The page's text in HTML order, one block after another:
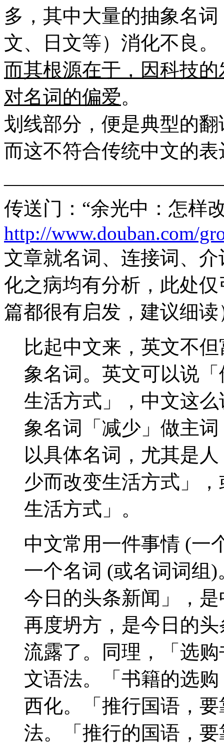
多，其中大量的抽象名
文、日文等）消化不良。
而其根源在于，因科技
对名词的偏爱。
划线部分，便是典型的
而这不符合传统中文的
传送门：“余光中：怎样
http://www.douban.com/
文章就名词、连接词、
化之病均有分析，此处
篇都很有启发，建议细读
比起中文来，英文不
象名词。英文可以说
生活方式」，中文这
象名词「减少」做主
以具体名词，尤其是
少而改变生活方式」
生活方式」。
中文常用一件事情 (一
一个名词 (或名词词组
今日的头条新闻」，
再度坍方，是今日的
流露了。同理，「选
文语法。「书籍的选
西化。「推行国语，
法。「推行的国语，